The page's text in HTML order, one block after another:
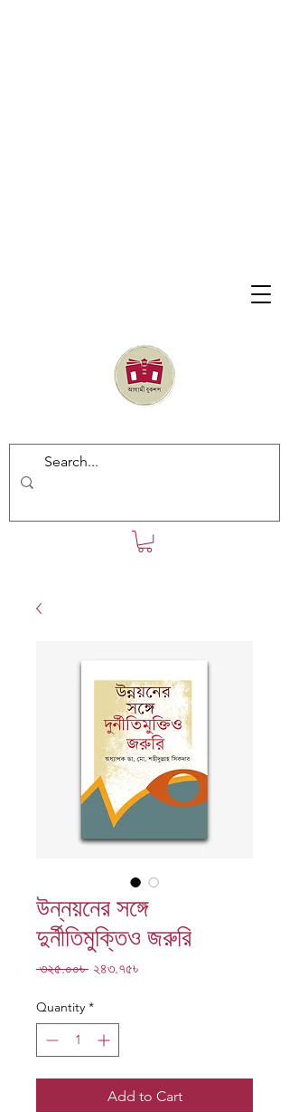
উন্নয়নের সঙ্গে
দুর্নীতিমুক্তিও জরুরি
৩২৫.০০৳ Regular
২৪৩.৭৫৳Sale
Quantity *
Add to Cart